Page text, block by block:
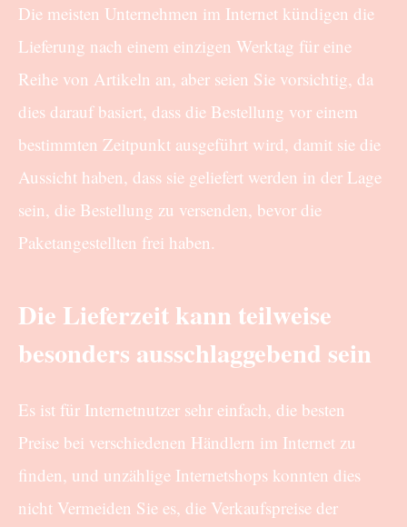
Die meisten Unternehmen im Internet kündigen die
Lieferung nach einem einzigen Werktag für eine
Reihe von Artikeln an, aber seien Sie vorsichtig, da
dies darauf basiert, dass die Bestellung vor einem
bestimmten Zeitpunkt ausgeführt wird, damit sie die
Aussicht haben, dass sie geliefert werden in der Lage
sein, die Bestellung zu versenden, bevor die
Paketangestellten frei haben.
Die Lieferzeit kann teilweise
besonders ausschlaggebend sein
Es ist für Internetnutzer sehr einfach, die besten
Preise bei verschiedenen Händlern im Internet zu
finden, und unzählige Internetshops konnten dies
nicht Vermeiden Sie es, die Verkaufspreise der